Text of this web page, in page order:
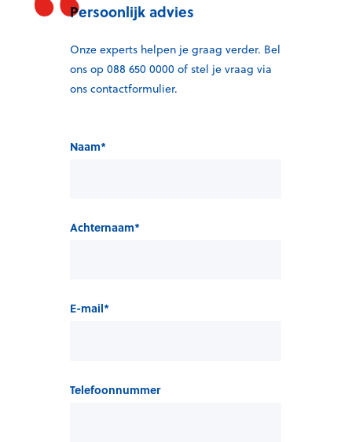
Persoonlijk advies
Onze experts helpen je graag verder. Bel
ons op 088 650 0000 of stel je vraag via
ons contactformulier.
Naam*
Achternaam*
E-mail*
Telefoonnummer